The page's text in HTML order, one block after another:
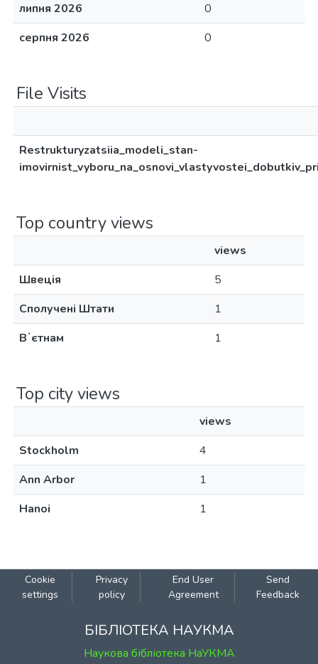
липня 2026
0
серпня 2026
0
File Visits
Restrukturyzatsiia_modeli_stan-
Top country views
views
Швеція
5
Сполучені Штати
1
Вʼєтнам
1
Top city views
views
Stockholm
4
Ann Arbor
1
Hanoi
1
Cookie
settings
Privacy
policy
End User
Agreement
Send
Feedback
БІБЛІОТЕКА НАУКМА
Наукова бібліотека НаУКМА